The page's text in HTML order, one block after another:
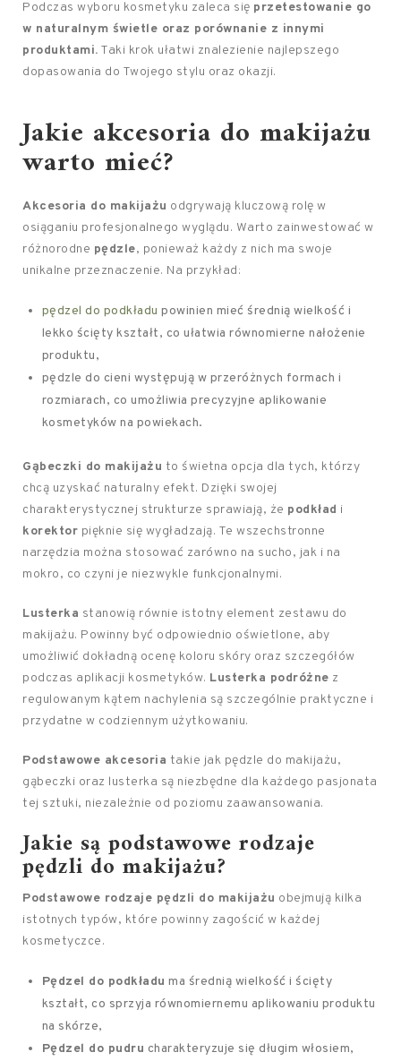
Podczas wyboru kosmetyku zaleca się przetestowanie go
w naturalnym świetle oraz porównanie z innymi
produktami. Taki krok ułatwi znalezienie najlepszego
dopasowania do Twojego stylu oraz okazji.
Jakie akcesoria do makijażu
warto mieć?
Akcesoria do makijażu odgrywają kluczową rolę w
osiąganiu profesjonalnego wyglądu. Warto zainwestować w
różnorodne pędzle, ponieważ każdy z nich ma swoje
unikalne przeznaczenie. Na przykład:
pędzel do podkładu powinien mieć średnią wielkość i
lekko ścięty kształt, co ułatwia równomierne nałożenie
produktu,
pędzle do cieni występują w przeróżnych formach i
rozmiarach, co umożliwia precyzyjne aplikowanie
kosmetyków na powiekach.
Gąbeczki do makijażu to świetna opcja dla tych, którzy
chcą uzyskać naturalny efekt. Dzięki swojej
charakterystycznej strukturze sprawiają, że podkład i
korektor pięknie się wygładzają. Te wszechstronne
narzędzia można stosować zarówno na sucho, jak i na
mokro, co czyni je niezwykle funkcjonalnymi.
Lusterka stanowią równie istotny element zestawu do
makijażu. Powinny być odpowiednio oświetlone, aby
umożliwić dokładną ocenę koloru skóry oraz szczegółów
podczas aplikacji kosmetyków. Lusterka podróżne z
regulowanym kątem nachylenia są szczególnie praktyczne i
przydatne w codziennym użytkowaniu.
Podstawowe akcesoria takie jak pędzle do makijażu,
gąbeczki oraz lusterka są niezbędne dla każdego pasjonata
tej sztuki, niezależnie od poziomu zaawansowania.
Jakie są podstawowe rodzaje
pędzli do makijażu?
Podstawowe rodzaje pędzli do makijażu obejmują kilka
istotnych typów, które powinny zagościć w każdej
kosmetyczce.
Pędzel do podkładu ma średnią wielkość i ścięty
kształt, co sprzyja równomiernemu aplikowaniu produktu
na skórze,
Pędzel do pudru charakteryzuje się długim włosiem,